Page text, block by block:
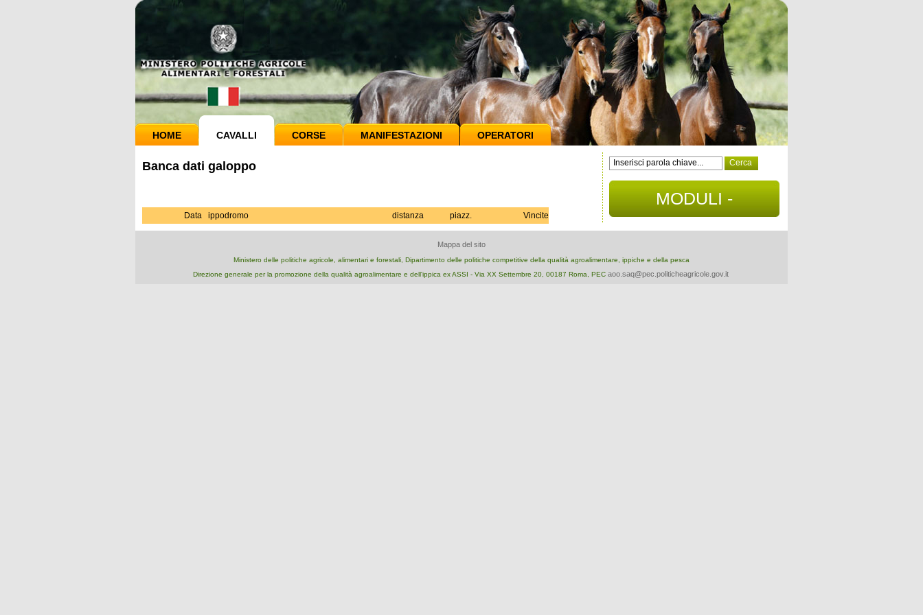
HOME CAVALLI CORSE MANIFESTAZIONI OPERATORI
Banca dati galoppo
Data ippodromo distanza piazz. Vincite
MODULI -
DOCUMENTI
Mappa del sito
Ministero delle politiche agricole, alimentari e forestali, Dipartimento delle politiche competitive della qualità agroalimentare, ippiche e della pesca
Direzione generale per la promozione della qualità agroalimentare e dell'ippica ex ASSI - Via XX Settembre 20, 00187 Roma, PEC aoo.saq@pec.politicheagricole.gov.it